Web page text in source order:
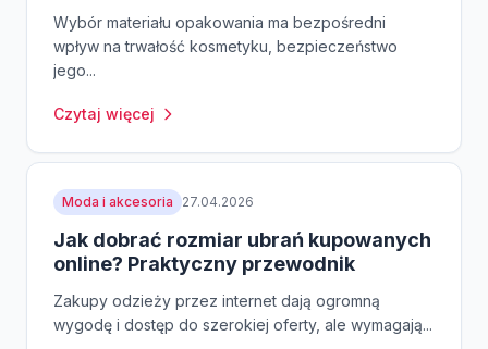
Wybór materiału opakowania ma bezpośredni
wpływ na trwałość kosmetyku, bezpieczeństwo
jego...
Czytaj więcej
Moda i akcesoria 27.04.2026
Jak dobrać rozmiar ubrań kupowanych
online? Praktyczny przewodnik
Zakupy odzieży przez internet dają ogromną
wygodę i dostęp do szerokiej oferty, ale wymagają...